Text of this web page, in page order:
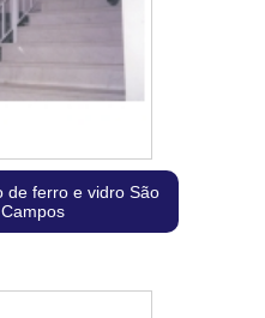
de ferro e vidro São